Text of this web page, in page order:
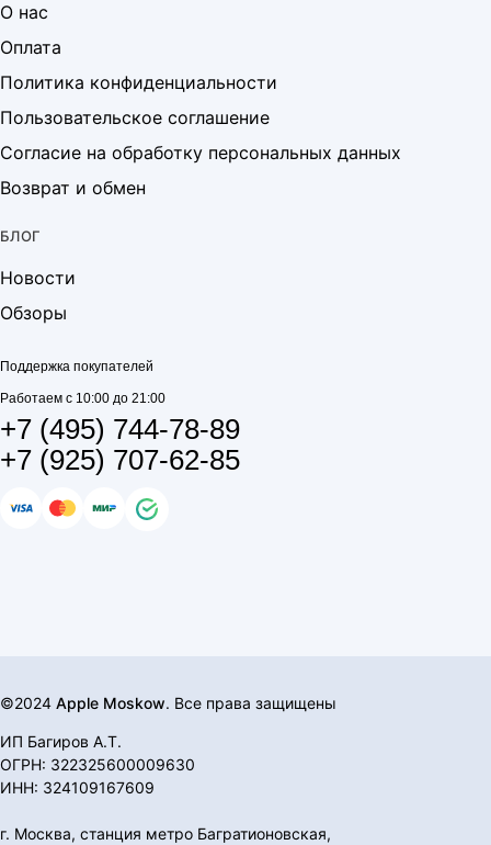
О нас
Оплата
Политика конфиденциальности
Пользовательское соглашение
Согласие на обработку персональных данных
Возврат и обмен
БЛОГ
Новости
Обзоры
Поддержка покупателей
Работаем с 10:00 до 21:00
+7 (495) 744-78-89
+7 (925) 707-62-85
©2024 Apple Moskow. Все права защищены
ИП Багиров А.Т.
ОГРН: 322325600009630
ИНН: 324109167609
г. Москва, станция метро Багратионовская,